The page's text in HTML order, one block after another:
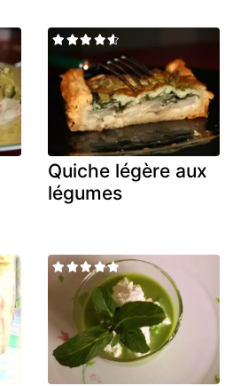
Quiche légère aux
légumes